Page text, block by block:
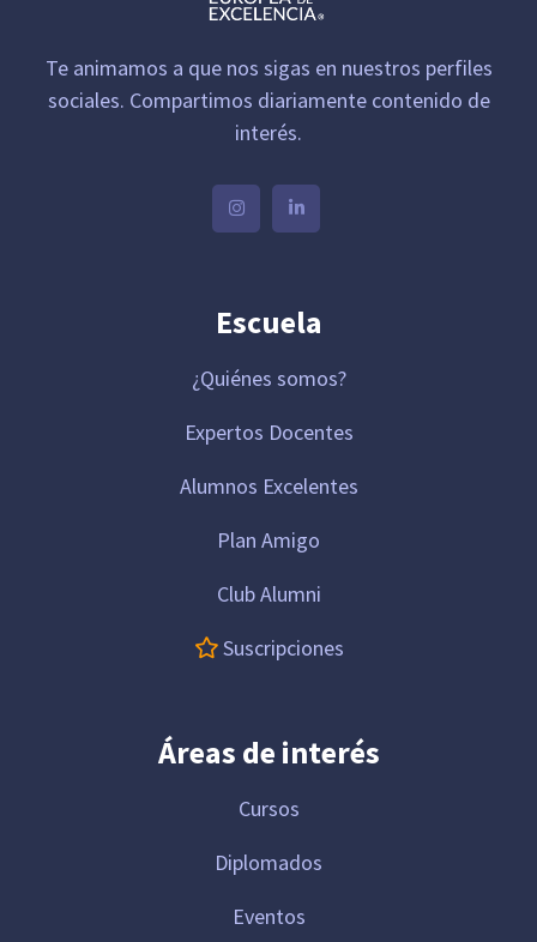
Te animamos a que nos sigas en nuestros perfiles
sociales. Compartimos diariamente contenido de
interés.
Escuela
¿Quiénes somos?
Expertos Docentes
Alumnos Excelentes
Plan Amigo
Club Alumni
Suscripciones
Áreas de interés
Cursos
Diplomados
Eventos